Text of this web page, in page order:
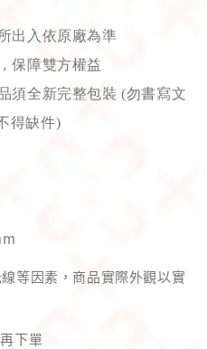
出入依原廠為準
保障雙方權益
須全新完整包裝 (勿書寫文
得缺件)
等因素，商品實際外觀以實
下單